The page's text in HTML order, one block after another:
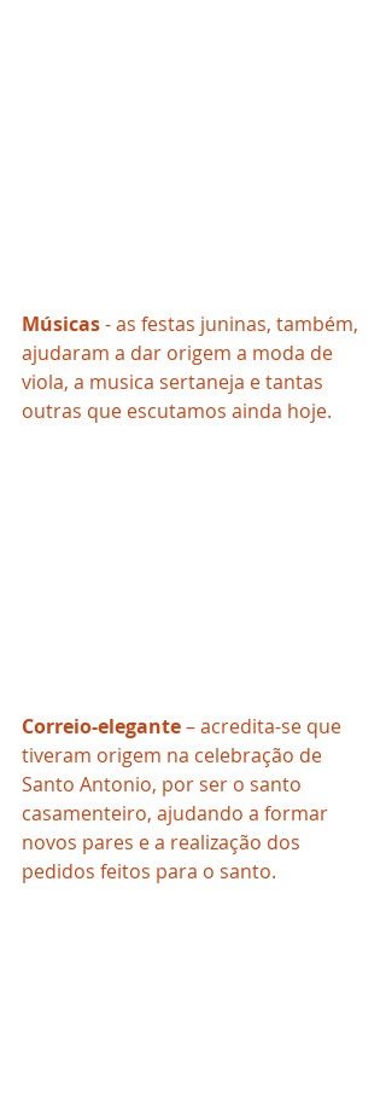
Músicas - as festas juninas, também,
ajudaram a dar origem a moda de
viola, a musica sertaneja e tantas
outras que escutamos ainda hoje.
Correio-elegante – acredita-se que
tiveram origem na celebração de
Santo Antonio, por ser o santo
casamenteiro, ajudando a formar
novos pares e a realização dos
pedidos feitos para o santo.